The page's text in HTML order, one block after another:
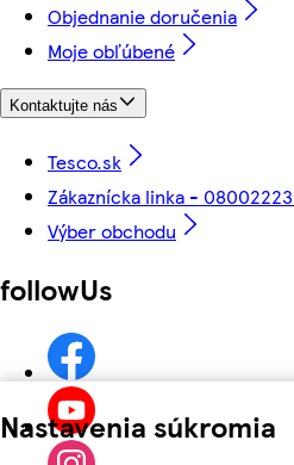
Nastavenia súkromia
Objednanie doručenia
Moje obľúbené
Kontaktujte nás
Tesco.sk
Zákaznícka linka -
Výber obchodu
followUs